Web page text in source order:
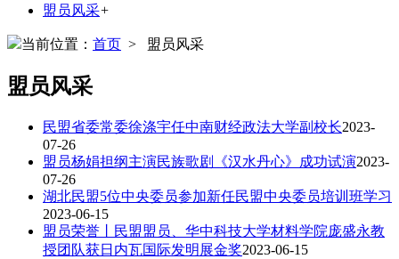
盟员风采+
当前位置： 首页 > 盟员风采
盟员风采
民盟省委常委徐涤宇任中南财经政法大学副校长2023-
07-26
盟员杨娟担纲主演民族歌剧《汉水丹心》成功试演2023-
07-26
湖北民盟5位中央委员参加新任民盟中央委员培训班学习
2023-06-15
盟员荣誉丨民盟盟员、华中科技大学材料学院庞盛永教
授团队获日内瓦国际发明展金奖2023-06-15